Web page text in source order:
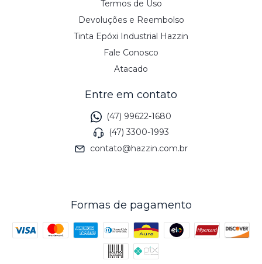
Termos de Uso
Devoluções e Reembolso
Tinta Epóxi Industrial Hazzin
Fale Conosco
Atacado
Entre em contato
(47) 99622-1680
(47) 3300-1993
contato@hazzin.com.br
Formas de pagamento